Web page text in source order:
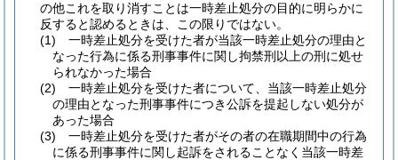
の他これを取り消すことは一時差止処分の目的に明らかに
反すると認めるときは、この限りではない。
(1)
一時差止処分を受けた者が当該一時差止処分の理由と
なった行為に係る刑事事件に関し拘禁刑以上の刑に処せ
られなかった場合
(2)
一時差止処分を受けた者について、当該一時差止処分
の理由となった刑事事件につき公訴を提起しない処分が
あった場合
(3)
一時差止処分を受けた者がその者の在職期間中の行為
に係る刑事事件に関し起訴をされることなく当該一時差